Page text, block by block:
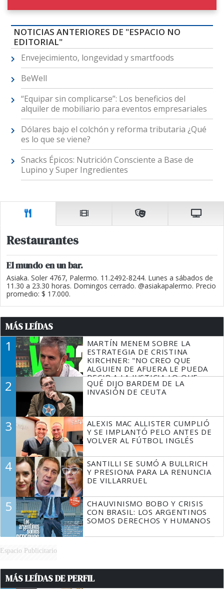
NOTICIAS ANTERIORES DE "ESPACIO NO
EDITORIAL"
Envejecimiento, longevidad y smartfoods
BeWell
“Equipar sin complicarse”: Los beneficios del
alquiler de mobiliario para eventos empresariales
Dólares bajo el colchón y reforma tributaria ¿Qué
es lo que se viene?
Snacks Épicos: Nutrición Consciente a Base de
Lupino y Super Ingredientes
Restaurantes
El mundo en un bar.
Asiaka. Soler 4767, Palermo. 11.2492-8244. Lunes a sábados de
11.30 a 23.30 horas. Domingos cerrado. @asiakapalermo. Precio
promedio: $ 17.000.
MÁS LEÍDAS
1
MARTÍN MENEM SOBRE LA
ESTRATEGIA DE CRISTINA
KIRCHNER: "NO CREO QUE
ALGUIEN DE AFUERA LE PUEDA
DECIR A LA JUSTICIA LO QUE
TIENE QUE HACER"
2
QUÉ DIJO BARDEM DE LA
INVASIÓN DE CEUTA
3
ALEXIS MAC ALLISTER CUMPLIÓ
Y SE IMPLANTÓ PELO ANTES DE
VOLVER AL FÚTBOL INGLÉS
4
SANTILLI SE SUMÓ A BULLRICH
Y PRESIONA PARA LA RENUNCIA
DE VILLARRUEL
5
CHAUVINISMO BOBO Y CRISIS
CON BRASIL: LOS ARGENTINOS
SOMOS DERECHOS Y HUMANOS
Espacio Publicitario
MÁS LEÍDAS DE PERFIL